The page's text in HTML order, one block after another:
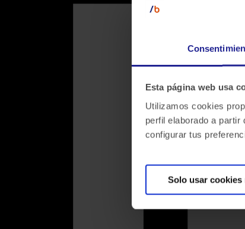
Esta página web usa
Utilizamos cookies
perfil elaborado a
configurar tus
Solo usar cookies